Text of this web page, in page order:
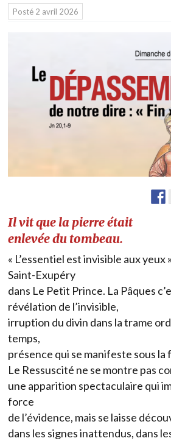
Ressources
Posté 2 avril 2026
Il vit que la pierre était
enlevée du tombeau.
« L’essentiel est invisible aux
Saint-Exupéry
dans Le Petit Prince. La Pâques
révélation de l’invisible,
irruption du divin dans la trame
temps,
présence qui se manifeste sous la
Le Ressuscité ne se montre pas
une apparition spectaculaire qui
force
de l’évidence, mais se laisse
dans les signes inattendus, dans